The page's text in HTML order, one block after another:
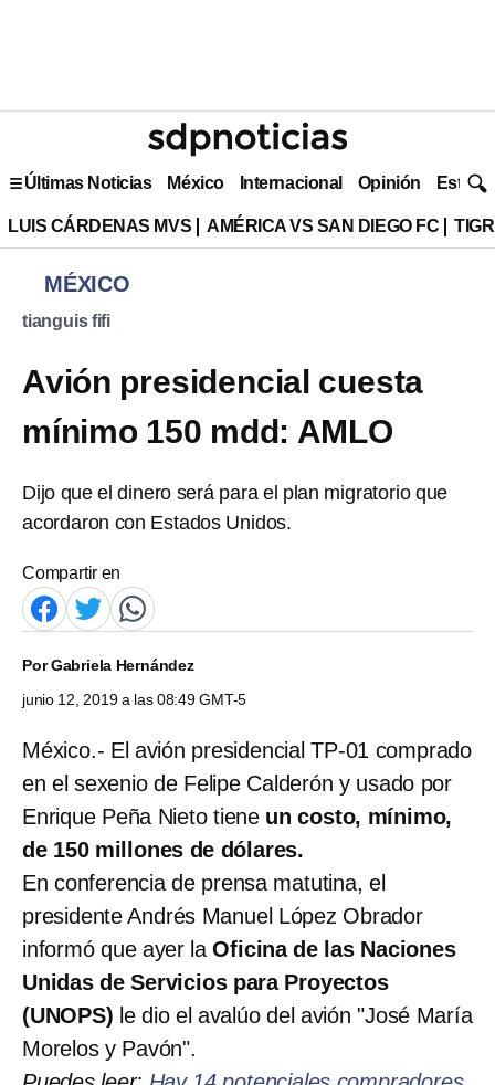
Últimas Noticias México Internacional Opinión Estilo
LUIS CÁRDENAS MVS AMÉRICA VS SAN DIEGO FC
MÉXICO
tianguis fifi
Avión presidencial cuesta
mínimo 150 mdd: AMLO
Dijo que el dinero será para el plan migratorio que
acordaron con Estados Unidos.
Compartir en
PorGabriela Hernández
junio 12, 2019 a las 08:49 GMT-5
México.- El avión presidencial TP-01 comprado
en el sexenio de Felipe Calderón y usado por
Enrique Peña Nieto tiene un costo, mínimo,
de 150 millones de dólares.
En conferencia de prensa matutina, el
presidente Andrés Manuel López Obrador
informó que ayer la Oficina de las Naciones
Unidas de Servicios para Proyectos
(UNOPS) le dio el avalúo del avión "José María
Morelos y Pavón".